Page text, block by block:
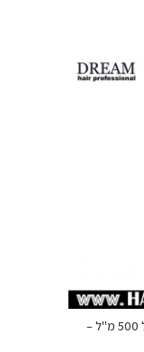
מיקס קר קרם גלייז לשיער מתולתל 500 מ"ל –